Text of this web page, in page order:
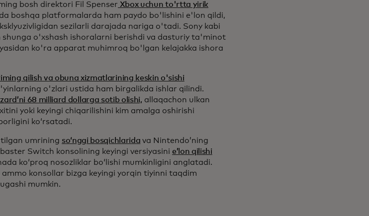
bosh direktori Fil Spenser Xbox uchun to'rtta yirik
boshqa platformalarda ham paydo bo'lishini e'lon qildi,
sezilarli darajada nariga o'tadi. Sony kabi
shunga o'xshash ishoralarni berishdi va dasturiy ta'minot
ko'ra apparat muhimroq bo'lgan kelajakka ishora
qilish va obuna xizmatlarining keskin o'sishi
o'zlari ustida ham birgalikda ishlar qilindi.
68 milliard dollarga sotib olishi, allaqachon ulkan
yoki keyingi chiqarilishini kim amalga oshirishi
koʻrsatadi.
umrining so‘nggi bosqichlarida va Nintendo’ning
Switch konsolining keyingi versiyasini e’lon qilishi
ko‘proq nosozliklar bo‘lishi mumkinligini anglatadi.
konsollar bizga keyingi yorqin tiyinni taqdim
mumkin.